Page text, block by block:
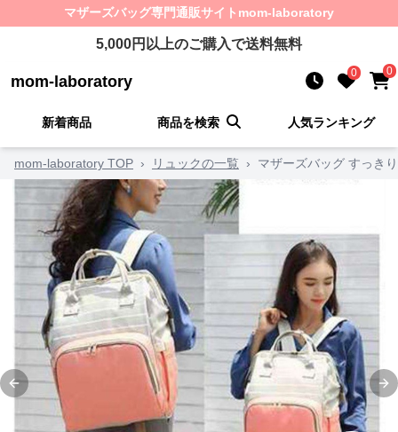
マザーズバッグ専門通販サイト mom-laboratory
5,000円以上のご購入で送料無料
mom-laboratory 0 0
新着商品 商品を検索 人気ランキング
mom-laboratory TOP › リュックの一覧 › マザーズバッグ すっき
Previous slide